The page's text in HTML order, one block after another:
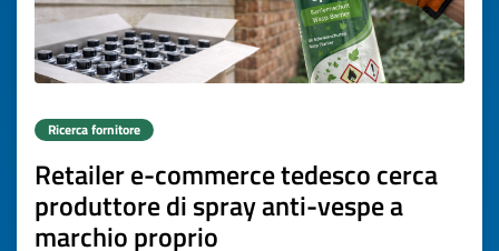
Ricerca fornitore
Retailer e-commerce tedesco cerca
produttore di spray anti-vespe a
marchio proprio